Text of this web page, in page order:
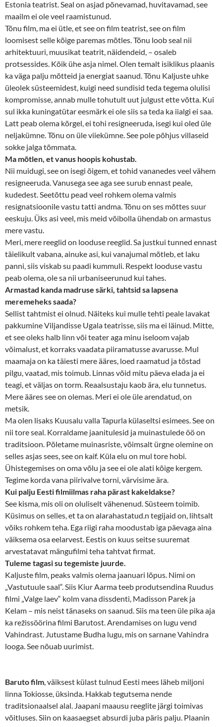
Estonia teatrist. Seal on asjad põnevamad, huvitavamad, see
maailm ei ole veel raamistunud.
Tõnu film, ma ei ütle, et see on film teatrist, see on film
loomisest selle kõige paremas mõtles. Tõnu loob seal nii
arhitektuuri, muusikat teatrit, näidendeid, – osaleb
protsessides. Kõik ühe asja nimel. Olen temalt isiklikus plaanis
ka väga palju mõtteid ja energiat saanud. Tõnu Kaljuste uhke
üleolek süsteemidest, kuigi need sundisid teda tegema olulisi
kompromisse, annab mulle tohutult uut julgust ette võtta. Kui
sul ikka kuningatütar eesmärk ei ole siis sa teda ka iialgi ei saa.
Latt peab olema kõrgel, ei tohi resigneeruda, isegi kui oled üle
neljakümne. Tõnu on üle viiekümne. See pole põhjus villaseid
sokke jalga tõmmata.
Ma mõtlen, et vanus hoopis kohustab.
Nii muidugi, see on isegi õigem, et tohid vananedes veel vähem
resigneeruda. Vanusega see aga see surub ennast peale,
kudedest. Seetõttu pead veel rohkem olema valmis
resignatsioonile vastu tatti andma. Tõnu on ses mõttes suur
eeskuju. Üks asi veel, mis meid võibolla ühendab on armastus
mere vastu.
Meri, mere reeglid on looduse reeglid. Sa justkui tunned ennast
täielikult vabana, ainuke asi, kui vanajumal mõtleb, et laku
panni, siis viskab su paadi kummuli. Respekt looduse vastu
peab olema, ole sa nii urbaniseerunud kui tahes.
Armastad kanda madruse särki, tahtsid sa lapsena
meremeheks saada?
Sellist tahtmist ei olnud. Näiteks kui mulle tehti peale lavakat
pakkumine Viljandisse Ugala teatrisse, siis ma ei läinud. Mitte,
et see oleks halb linn või teater aga minu iseloom vajab
võimalust, et korraks vaadata piiramatusse avarusse. Mul
maamaja on ka täiesti mere ääres, loed raamatud ja tõstad
pilgu, vaatad, mis toimub. Linnas võid mitu päeva elada ja ei
teagi, et väljas on torm. Reaalsustaju kaob ära, elu tunnetus.
Mere ääres see on olemas. Meri ei ole üle arendatud, on
metsik.
Ma olen lisaks Kuusalu valla Tapurla külaseltsi esimees. See on
nii tore seal. Korraldame jaanitulesid ja muinastulede öö on
traditsioon. Põletame muinasriste, võimsalt ürgne olemine on
selles asjas sees, see on kaif. Küla elu on mul tore hobi.
Ühistegemises on oma võlu ja see ei ole alati kõige kergem.
Tegime korda vana piirivalve torni, värvisime ära.
Kui palju Eesti filmiilmas raha pärast kakeldakse?
See kisma, mis oli on oluliselt vähenenud. Süsteem toimib.
Küsimus on selles, et ta on alarahastatud.n tegijaid on, lihtsalt
võiks rohkem teha. Ega riigi raha moodustab iga päevaga aina
väiksema osa eelarvest. Eestis on kuus seitse suuremat
arvestatavat mängufilmi teha tahtvat firmat.
Tuleme tagasi su tegemiste juurde.
Kaljuste film, peaks valmis olema jaanuari lõpus. Nimi on
„Vastutuule saal“. Siis Kiur Aarma teeb produtsendina Ruudus
filmi „Valge laev“ kolm vana dissdenti, Madisson Parek ja
Kelam – mis neist tänaseks on saanud. Siis ma teen üle pika aja
ka režissöörina filmi Barutost. Arendamises on lugu vend
Vahindrast. Jutustame Budha lugu, mis on sarnane Vahindra
looga. See nõuab uurimist.
Baruto film, väiksest külast tulnud Eesti mees läheb miljoni
linna Tokiosse, üksinda. Hakkab tegutsema nende
traditsionaalsel alal. Jaapani maausu reeglite järgi toimivas
võitluses. Siin on kaasaegset absurdi juba päris palju. Plaanin